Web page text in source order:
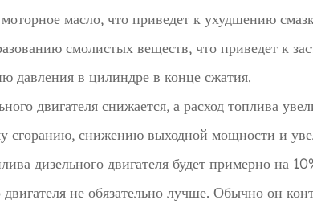
масло, что приведет к ухудшению
смолистых веществ, что приведет к
давления в цилиндре в конце сжатия.
двигателя снижается, а расход топлива
сгоранию, снижению выходной мощности и
дизельного двигателя будет примерно на
не обязательно лучше. Обычно он